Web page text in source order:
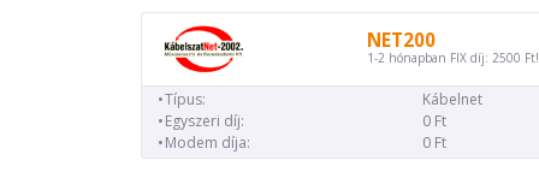
NET200
1-2 hónapban FIX díj: 2500 Ft!
Típus:
Kábelnet
Egyszeri díj:
0 Ft
Modem díja:
0 Ft